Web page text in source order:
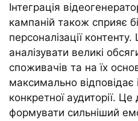
Інтеграція
кампаній також сприяє
персоналізації
аналізувати великі
споживачів та на їх
максимально
конкретної аудиторії.
формувати сильніший